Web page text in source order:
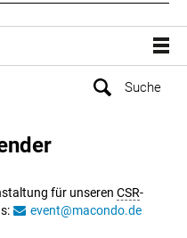
für unseren CSR-
event@macondo.de